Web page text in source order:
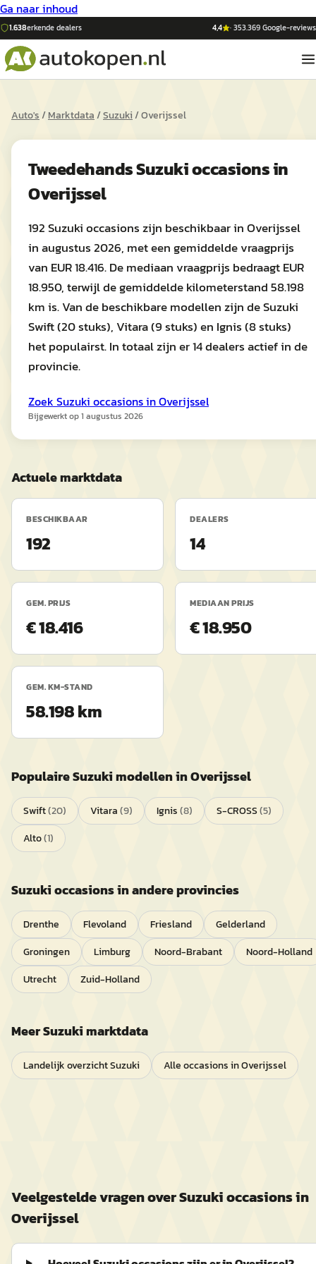
Ga naar inhoud
1.638erkende dealers 4,4 ·353.369Google-reviews
Auto's/Marktdata/Suzuki/Overijssel
TweedehandsSuzukioccasions in
Overijssel
192 Suzuki occasions zijn beschikbaar in Overijssel
in augustus 2026, met een gemiddelde vraagprijs
van EUR 18.416. De mediaan vraagprijs bedraagt EUR
18.950, terwijl de gemiddelde kilometerstand 58.198
km is. Van de beschikbare modellen zijn de Suzuki
Swift (20 stuks), Vitara (9 stuks) en Ignis (8 stuks)
het populairst. In totaal zijn er 14 dealers actief in de
provincie.
Zoek Suzuki occasions inOverijssel
Bijgewerkt op1 augustus 2026
Actuele marktdata
BESCHIKBAAR
192
DEALERS
14
GEM. PRIJS
€ 18.416
MEDIAAN PRIJS
€ 18.950
GEM. KM-STAND
58.198 km
PopulaireSuzukimodellen inOverijssel
Swift(20) Vitara(9) Ignis(8) S-CROSS(5)
Alto(1)
Suzukioccasions in andere provincies
Drenthe Flevoland Friesland
Gelderland
Groningen
Limburg Noord-Brabant
Noord-Holland
Utrecht
Zuid-Holland
MeerSuzukimarktdata
Landelijk overzichtSuzuki Alle occasions inOverijssel
Veelgestelde vragen overSuzukioccasions in
Overijssel